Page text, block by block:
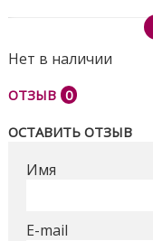
Нет в наличии
ОТЗЫВ 0
ОСТАВИТЬ ОТЗЫВ
Имя
E-mail